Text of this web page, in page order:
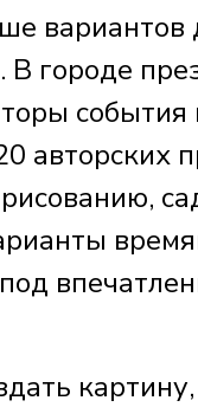
вариантов
В городе
события
авторских